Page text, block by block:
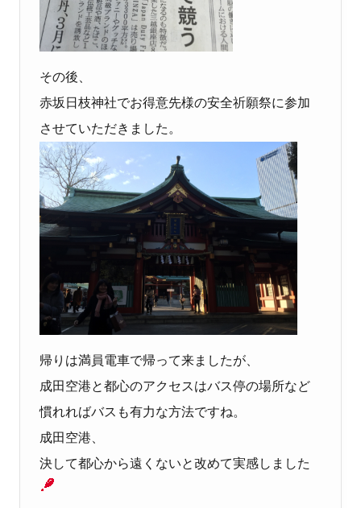
その後、
赤坂日枝神社でお得意先様の安全祈願祭に参加
させていただきました。
帰りは満員電車で帰って来ましたが、
成田空港と都心のアクセスはバス停の場所など
慣れればバスも有力な方法ですね。
成田空港、
決して都心から遠くないと改めて実感しました